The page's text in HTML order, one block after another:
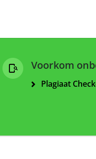
Voorkom
Plagiaat